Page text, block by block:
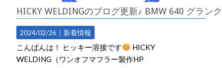
HICKY WELDINGのブログ更新♪ BMW 640 グラ
2024/02/26｜ 新着情報
こんばんは！ ヒッキー溶接です
HICKY
WELDING（ワンオフマフラー製作HP